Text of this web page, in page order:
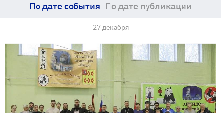
По дате события По дате публикации
27 декабря